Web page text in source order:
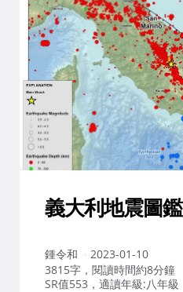
義大利地震圖鑑
作
者：
鍾令和
2023-01-10
3815字，閱讀時間約8分鐘
SR值553，適讀年級:八年級